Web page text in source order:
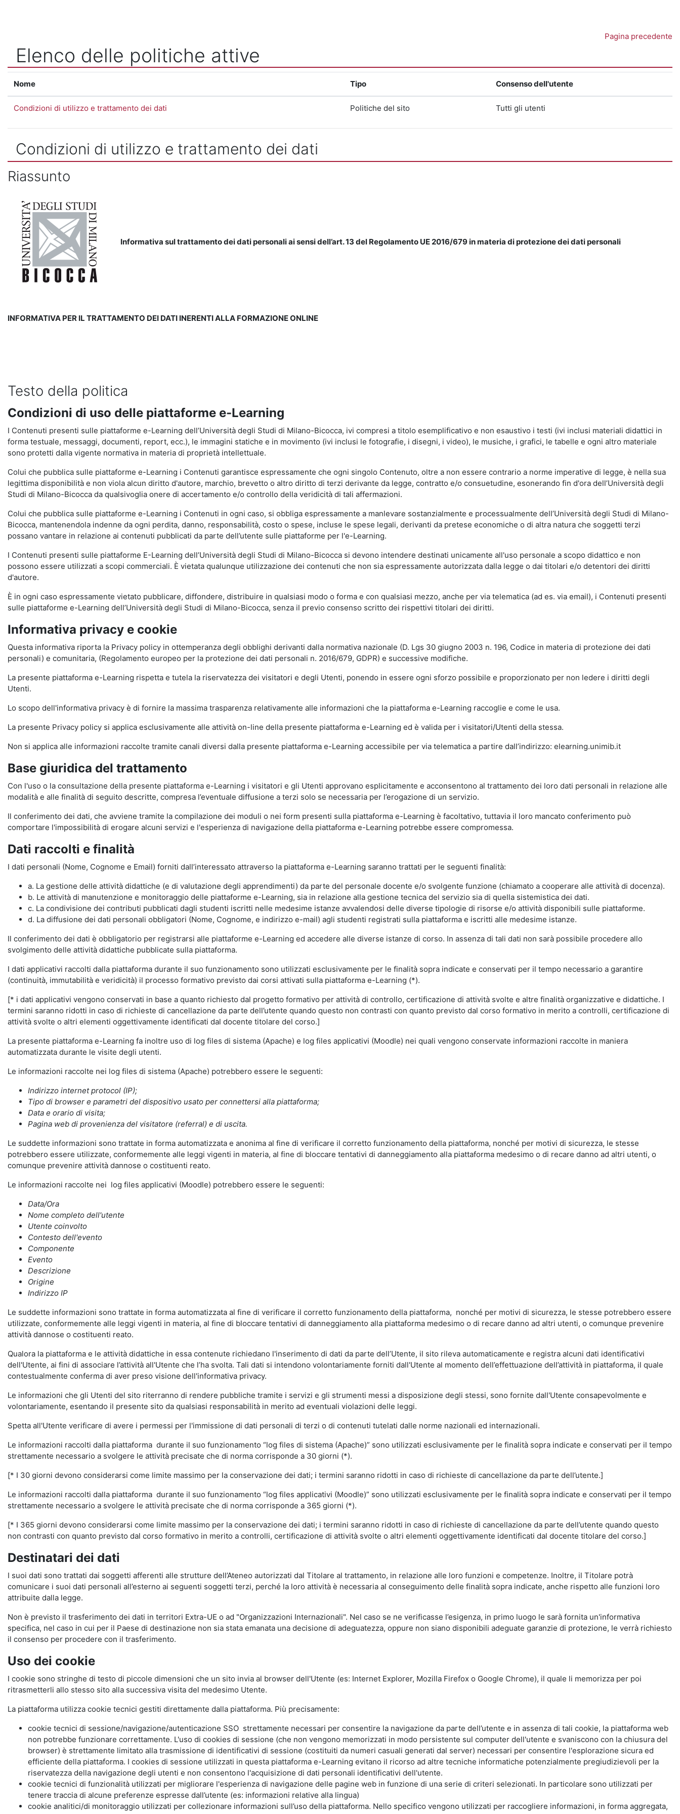
Pagina precedente
Elenco delle politiche attive
Nome Tipo Consenso dell'utente
Condizioni di utilizzo e trattamento dei dati Politiche del sito Tutti gli utenti
Condizioni di utilizzo e trattamento dei dati
Riassunto
Informativa sul trattamento dei dati personali ai sensi dell’art. 13 del Regolamento UE 2016/679 in materia di protezione dei dati personali
INFORMATIVA PER IL TRATTAMENTO DEI DATI INERENTI ALLA FORMAZIONE ONLINE
Testo della politica
Condizioni di uso delle piattaforme e-Learning
I Contenuti presenti sulle piattaforme e-Learning dell’Università degli Studi di Milano-Bicocca, ivi compresi a titolo esemplificativo e non esaustivo i testi (ivi inclusi materiali didattici in
forma testuale, messaggi, documenti, report, ecc.), le immagini statiche e in movimento (ivi inclusi le fotografie, i disegni, i video), le musiche, i grafici, le tabelle e ogni altro materiale
sono protetti dalla vigente normativa in materia di proprietà intellettuale.
Colui che pubblica sulle piattaforme e-Learning i Contenuti garantisce espressamente che ogni singolo Contenuto, oltre a non essere contrario a norme imperative di legge, è nella sua
legittima disponibilità e non viola alcun diritto d'autore, marchio, brevetto o altro diritto di terzi derivante da legge, contratto e/o consuetudine, esonerando fin d'ora dell’Università degli
Studi di Milano-Bicocca da qualsivoglia onere di accertamento e/o controllo della veridicità di tali affermazioni.
Colui che pubblica sulle piattaforme e-Learning i Contenuti in ogni caso, si obbliga espressamente a manlevare sostanzialmente e processualmente dell’Università degli Studi di Milano-
Bicocca, mantenendola indenne da ogni perdita, danno, responsabilità, costo o spese, incluse le spese legali, derivanti da pretese economiche o di altra natura che soggetti terzi
possano vantare in relazione ai contenuti pubblicati da parte dell’utente sulle piattaforme per l'e-Learning.
I Contenuti presenti sulle piattaforme E-Learning dell’Università degli Studi di Milano-Bicocca si devono intendere destinati unicamente all'uso personale a scopo didattico e non
possono essere utilizzati a scopi commerciali. È vietata qualunque utilizzazione dei contenuti che non sia espressamente autorizzata dalla legge o dai titolari e/o detentori dei diritti
d'autore.
È in ogni caso espressamente vietato pubblicare, diffondere, distribuire in qualsiasi modo o forma e con qualsiasi mezzo, anche per via telematica (ad es. via email), i Contenuti presenti
sulle piattaforme e-Learning dell’Università degli Studi di Milano-Bicocca, senza il previo consenso scritto dei rispettivi titolari dei diritti.
Informativa privacy e cookie
Questa informativa riporta la Privacy policy in ottemperanza degli obblighi derivanti dalla normativa nazionale (D. Lgs 30 giugno 2003 n. 196, Codice in materia di protezione dei dati
personali) e comunitaria, (Regolamento europeo per la protezione dei dati personali n. 2016/679, GDPR) e successive modifiche.
La presente piattaforma e-Learning rispetta e tutela la riservatezza dei visitatori e degli Utenti, ponendo in essere ogni sforzo possibile e proporzionato per non ledere i diritti degli
Utenti.
Lo scopo dell'informativa privacy è di fornire la massima trasparenza relativamente alle informazioni che la piattaforma e-Learning raccoglie e come le usa.
La presente Privacy policy si applica esclusivamente alle attività on-line della presente piattaforma e-Learning ed è valida per i visitatori/Utenti della stessa.
Non si applica alle informazioni raccolte tramite canali diversi dalla presente piattaforma e-Learning accessibile per via telematica a partire dall’indirizzo: elearning.unimib.it
Base giuridica del trattamento
Con l'uso o la consultazione della presente piattaforma e-Learning i visitatori e gli Utenti approvano esplicitamente e acconsentono al trattamento dei loro dati personali in relazione alle
modalità e alle finalità di seguito descritte, compresa l’eventuale diffusione a terzi solo se necessaria per l’erogazione di un servizio.
Il conferimento dei dati, che avviene tramite la compilazione dei moduli o nei form presenti sulla piattaforma e-Learning è facoltativo, tuttavia il loro mancato conferimento può
comportare l'impossibilità di erogare alcuni servizi e l'esperienza di navigazione della piattaforma e-Learning potrebbe essere compromessa.
Dati raccolti e finalità
I dati personali (Nome, Cognome e Email) forniti dall’interessato attraverso la piattaforma e-Learning saranno trattati per le seguenti finalità:
a. La gestione delle attività didattiche (e di valutazione degli apprendimenti) da parte del personale docente e/o svolgente funzione (chiamato a cooperare alle attività di docenza).
b. Le attività di manutenzione e monitoraggio delle piattaforme e-Learning, sia in relazione alla gestione tecnica del servizio sia di quella sistemistica dei dati.
c. La condivisione dei contributi pubblicati dagli studenti iscritti nelle medesime istanze avvalendosi delle diverse tipologie di risorse e/o attività disponibili sulle piattaforme.
d. La diffusione dei dati personali obbligatori (Nome, Cognome, e indirizzo e-mail) agli studenti registrati sulla piattaforma e iscritti alle medesime istanze.
Il conferimento dei dati è obbligatorio per registrarsi alle piattaforme e-Learning ed accedere alle diverse istanze di corso. In assenza di tali dati non sarà possibile procedere allo
svolgimento delle attività didattiche pubblicate sulla piattaforma.
I dati applicativi raccolti dalla piattaforma durante il suo funzionamento sono utilizzati esclusivamente per le finalità sopra indicate e conservati per il tempo necessario a garantire
(continuità, immutabilità e veridicità) il processo formativo previsto dai corsi attivati sulla piattaforma e-Learning (*).
[* i dati applicativi vengono conservati in base a quanto richiesto dal progetto formativo per attività di controllo, certificazione di attività svolte e altre finalità organizzative e didattiche. I
termini saranno ridotti in caso di richieste di cancellazione da parte dell’utente quando questo non contrasti con quanto previsto dal corso formativo in merito a controlli, certificazione di
attività svolte o altri elementi oggettivamente identificati dal docente titolare del corso.]
La presente piattaforma e-Learning fa inoltre uso di log files di sistema (Apache) e log files applicativi (Moodle) nei quali vengono conservate informazioni raccolte in maniera
automatizzata durante le visite degli utenti.
Le informazioni raccolte nei log files di sistema (Apache) potrebbero essere le seguenti:
Indirizzo internet protocol (IP);
Tipo di browser e parametri del dispositivo usato per connettersi alla piattaforma;
Data e orario di visita;
Pagina web di provenienza del visitatore (referral) e di uscita.
Le suddette informazioni sono trattate in forma automatizzata e anonima al fine di verificare il corretto funzionamento della piattaforma, nonché per motivi di sicurezza, le stesse
potrebbero essere utilizzate, conformemente alle leggi vigenti in materia, al fine di bloccare tentativi di danneggiamento alla piattaforma medesimo o di recare danno ad altri utenti, o
comunque prevenire attività dannose o costituenti reato.
Le informazioni raccolte nei log files applicativi (Moodle) potrebbero essere le seguenti:
Data/Ora
Nome completo dell'utente
Utente coinvolto
Contesto dell'evento
Componente
Evento
Descrizione
Origine
Indirizzo IP
Le suddette informazioni sono trattate in forma automatizzata al fine di verificare il corretto funzionamento della piattaforma, nonché per motivi di sicurezza, le stesse potrebbero essere
utilizzate, conformemente alle leggi vigenti in materia, al fine di bloccare tentativi di danneggiamento alla piattaforma medesimo o di recare danno ad altri utenti, o comunque prevenire
attività dannose o costituenti reato.
Qualora la piattaforma e le attività didattiche in essa contenute richiedano l'inserimento di dati da parte dell’Utente, il sito rileva automaticamente e registra alcuni dati identificativi
dell'Utente, ai fini di associare l’attività all'Utente che l’ha svolta. Tali dati si intendono volontariamente forniti dall'Utente al momento dell’effettuazione dell’attività in piattaforma, il quale
contestualmente conferma di aver preso visione dell'informativa privacy.
Le informazioni che gli Utenti del sito riterranno di rendere pubbliche tramite i servizi e gli strumenti messi a disposizione degli stessi, sono fornite dall'Utente consapevolmente e
volontariamente, esentando il presente sito da qualsiasi responsabilità in merito ad eventuali violazioni delle leggi.
Spetta all'Utente verificare di avere i permessi per l'immissione di dati personali di terzi o di contenuti tutelati dalle norme nazionali ed internazionali.
Le informazioni raccolti dalla piattaforma durante il suo funzionamento “log files di sistema (Apache)” sono utilizzati esclusivamente per le finalità sopra indicate e conservati per il tempo
strettamente necessario a svolgere le attività precisate che di norma corrisponde a 30 giorni (*).
[* I 30 giorni devono considerarsi come limite massimo per la conservazione dei dati; i termini saranno ridotti in caso di richieste di cancellazione da parte dell’utente.]
Le informazioni raccolti dalla piattaforma durante il suo funzionamento “log files applicativi (Moodle)” sono utilizzati esclusivamente per le finalità sopra indicate e conservati per il tempo
strettamente necessario a svolgere le attività precisate che di norma corrisponde a 365 giorni (*).
[* I 365 giorni devono considerarsi come limite massimo per la conservazione dei dati; i termini saranno ridotti in caso di richieste di cancellazione da parte dell’utente quando questo
non contrasti con quanto previsto dal corso formativo in merito a controlli, certificazione di attività svolte o altri elementi oggettivamente identificati dal docente titolare del corso.]
Destinatari dei dati
I suoi dati sono trattati dai soggetti afferenti alle strutture dell’Ateneo autorizzati dal Titolare al trattamento, in relazione alle loro funzioni e competenze. Inoltre, il Titolare potrà
comunicare i suoi dati personali all’esterno ai seguenti soggetti terzi, perché la loro attività è necessaria al conseguimento delle finalità sopra indicate, anche rispetto alle funzioni loro
attribuite dalla legge.
Non è previsto il trasferimento dei dati in territori Extra-UE o ad "Organizzazioni Internazionali". Nel caso se ne verificasse l’esigenza, in primo luogo le sarà fornita un'informativa
specifica, nel caso in cui per il Paese di destinazione non sia stata emanata una decisione di adeguatezza, oppure non siano disponibili adeguate garanzie di protezione, le verrà richiesto
il consenso per procedere con il trasferimento.
Uso dei cookie
I cookie sono stringhe di testo di piccole dimensioni che un sito invia al browser dell'Utente (es: Internet Explorer, Mozilla Firefox o Google Chrome), il quale li memorizza per poi
ritrasmetterli allo stesso sito alla successiva visita del medesimo Utente.
La piattaforma utilizza cookie tecnici gestiti direttamente dalla piattaforma. Più precisamente:
cookie tecnici di sessione/navigazione/autenticazione SSO strettamente necessari per consentire la navigazione da parte dell’utente e in assenza di tali cookie, la piattaforma web
non potrebbe funzionare correttamente. L'uso di cookies di sessione (che non vengono memorizzati in modo persistente sul computer dell'utente e svaniscono con la chiusura del
browser) è strettamente limitato alla trasmissione di identificativi di sessione (costituiti da numeri casuali generati dal server) necessari per consentire l'esplorazione sicura ed
efficiente della piattaforma. I cookies di sessione utilizzati in questa piattaforma e-Learning evitano il ricorso ad altre tecniche informatiche potenzialmente pregiudizievoli per la
riservatezza della navigazione degli utenti e non consentono l'acquisizione di dati personali identificativi dell'utente.
cookie tecnici di funzionalità utilizzati per migliorare l'esperienza di navigazione delle pagine web in funzione di una serie di criteri selezionati. In particolare sono utilizzati per
tenere traccia di alcune preferenze espresse dall’utente (es: informazioni relative alla lingua)
cookie analitici/di monitoraggio utilizzati per collezionare informazioni sull’uso della piattaforma. Nello specifico vengono utilizzati per raccogliere informazioni, in forma aggregata,